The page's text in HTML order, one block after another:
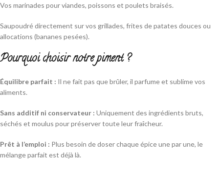
Vos marinades pour viandes, poissons et poulets braisés.
Saupoudré directement sur vos grillades, frites de patates douces ou
allocations (bananes pesées).
Pourquoi choisir notre piment ?
Équilibre parfait : Il ne fait pas que brûler, il parfume et sublime vos
aliments.
Sans additif ni conservateur : Uniquement des ingrédients bruts,
séchés et moulus pour préserver toute leur fraîcheur.
Prêt à l’emploi : Plus besoin de doser chaque épice une par une, le
mélange parfait est déjà là.